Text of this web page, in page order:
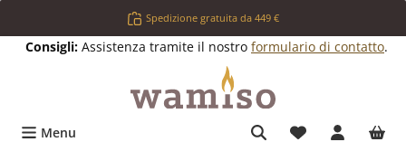
Passa al contenuto principaleSpedizione gratuita da 449 €
Consigli: Assistenza tramite il nostro formulario di contatto.
Menu Hai 0 articoli